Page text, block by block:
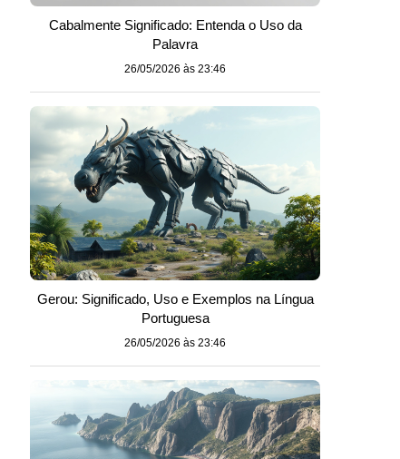
Cabalmente Significado: Entenda o Uso da
Palavra
26/05/2026 às 23:46
Gerou: Significado, Uso e Exemplos na Língua
Portuguesa
26/05/2026 às 23:46